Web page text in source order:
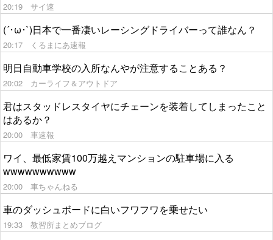
20:19 サイ速
(´･ω･`)日本で一番凄いレーシングドライバーって誰なん？
20:17 くるまにあ速報
明日自動車学校の入所なんやが注意することある？
20:02 カーライフ＆アウトドア
君はスタッドレスタイヤにチェーンを装着してしまったこと
はあるか？
20:00 車速報
ワイ、最低家賃100万越えマンションの駐車場に入る
wwwwwwwwww
20:00 車ちゃんねる
車のダッシュボードに白いフワフワを乗せたい
19:33 教習所まとめブログ